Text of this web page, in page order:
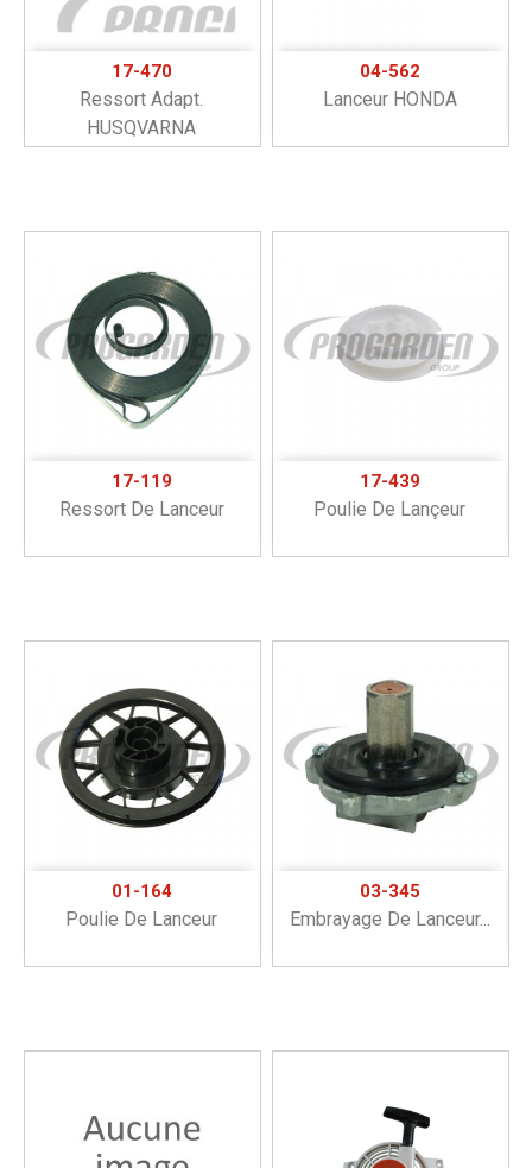
17-470
Ressort Adapt.
HUSQVARNA
04-562
Lanceur HONDA
17-119
Ressort De Lanceur
17-439
Poulie De Lançeur
01-164
Poulie De Lanceur
03-345
Embrayage De Lanceur...